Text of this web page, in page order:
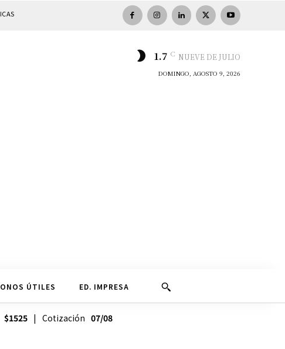
1.7 C NUEVE DE JULIO
DOMINGO, AGOSTO 9, 2026
ÚTILES ED. IMPRESA
$1525| Cotización 07/08